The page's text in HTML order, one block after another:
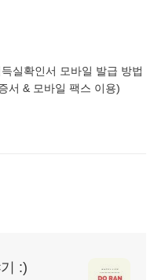
실확인서 모바일 발급 방법
서 & 모바일 팩스 이용)
:)